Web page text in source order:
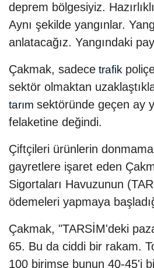
deprem bölgesiyiz.
Aynı şekilde yangınlar.
anlatacağız. Yangındaki
Çakmak, sadece trafik
sektör olmaktan
tarım sektöründe geçen ay
felaketine değindi.
Çiftçileri ürünlerin
gayretlere işaret eden
Sigortaları Havuzunun
ödemeleri yapmaya
Çakmak, "TARSİM'deki
65. Bu da ciddi bir rakam.
100 birimse bunun 40-45'i